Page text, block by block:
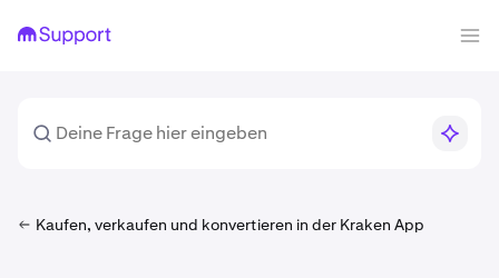
Kaufen, verkaufen und konvertieren in der Kraken App